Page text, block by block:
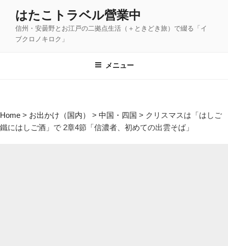
プ
はたこトラベル營業中
信州・安曇野とお江戸の二拠点生活（＋ときどき旅）で綴る「イ
ブクロノキロク」
メニュー
Home > お出かけ（国内） > 中国・四国 > クリスマスは「はしご
鐵にはしご酒」で 2章4節「信濃者、初めての出雲そば」